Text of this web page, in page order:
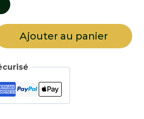
Ajouter au panier